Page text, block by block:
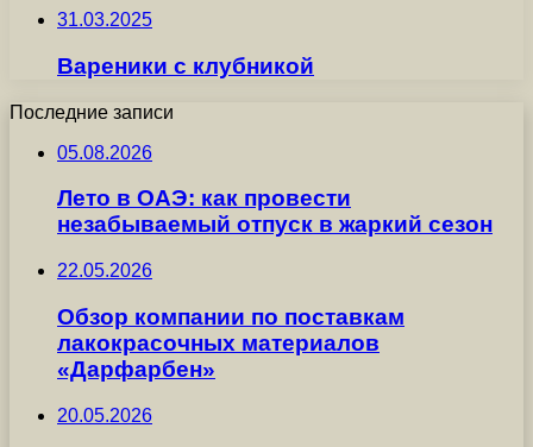
31.03.2025
Вареники с клубникой
Последние записи
05.08.2026
Лето в ОАЭ: как провести
незабываемый отпуск в жаркий сезон
22.05.2026
Обзор компании по поставкам
лакокрасочных материалов
«Дарфарбен»
20.05.2026